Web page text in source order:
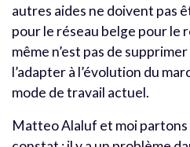
autres aides ne doivent pas
pour le réseau belge pour le
même n’est pas de
l’adapter à l’évolution du
mode de travail actuel.
Matteo Alaluf et moi partons